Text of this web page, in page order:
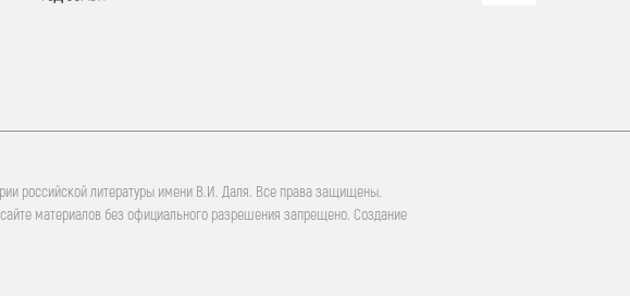
российской литературы имени В.И. Даля. Все права защищены.
материалов без официального разрешения запрещено. Создание